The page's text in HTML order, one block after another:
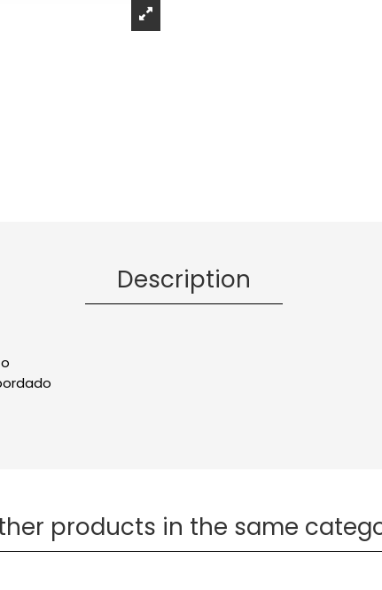
Description
products in the same